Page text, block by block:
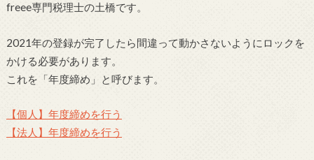
freee専門税理士の土橋です。
2021年の登録が完了したら間違って動かさないようにロックを
かける必要があります。
これを「年度締め」と呼びます。
【個人】年度締めを行う
【法人】年度締めを行う